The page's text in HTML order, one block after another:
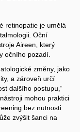
retinopatie je umělá
Oční
Aireen, který
očního pozadí.
změny, jako
a zároveň určí
dalšího postupu,“
mohou praktici
bez nutnosti
zvýšit šanci na